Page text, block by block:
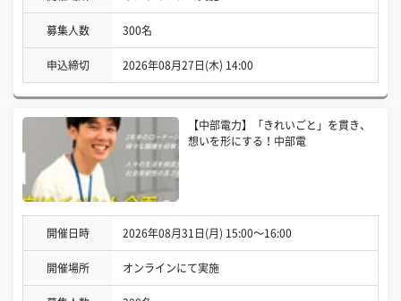
募集人数 300名
申込締切 2026年08月27日(木) 14:00
【中部電力】「きれいごと」を貫き、
想いを形にする！中部電
開催日時 2026年08月31日(月) 15:00〜16:00
開催場所 オンラインにて実施